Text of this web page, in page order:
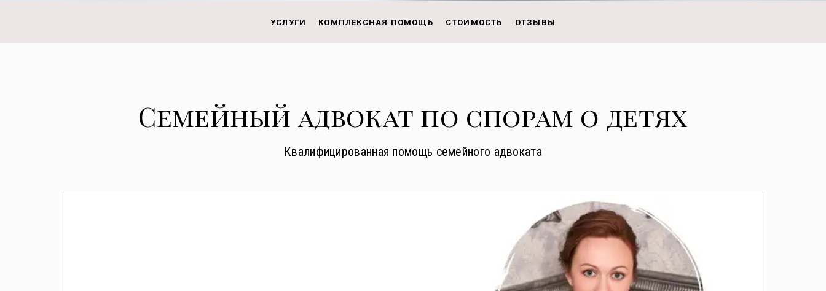
УСЛУГИ КОМПЛЕКСНАЯ ПОМОЩЬ СТОИМОСТЬ ОТЗЫВЫ
Семейный адвокат по спорам о детях
Квалифицированная помощь семейного адвоката